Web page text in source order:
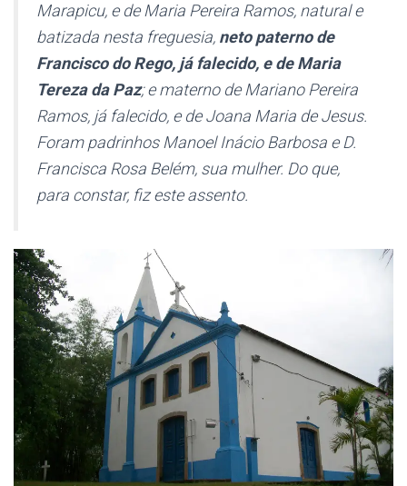
Marapicu, e de Maria Pereira Ramos, natural e
batizada nesta freguesia, neto paterno de
Francisco do Rego, já falecido, e de Maria
Tereza da Paz; e materno de Mariano Pereira
Ramos, já falecido, e de Joana Maria de Jesus.
Foram padrinhos Manoel Inácio Barbosa e D.
Francisca Rosa Belém, sua mulher. Do que,
para constar, fiz este assento.